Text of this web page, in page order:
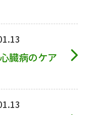
臓病のケア